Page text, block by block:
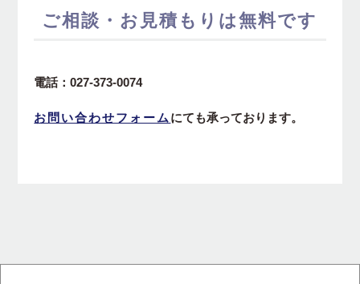
ご相談・お見積もりは無料です
電話：027-373-0074
お問い合わせフォーム にても承っております。